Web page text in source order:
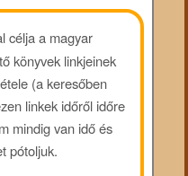
célja a magyar
könyvek linkjeinek
(a keresőben
linkek időről időre
mindig van idő és
pótoljuk.